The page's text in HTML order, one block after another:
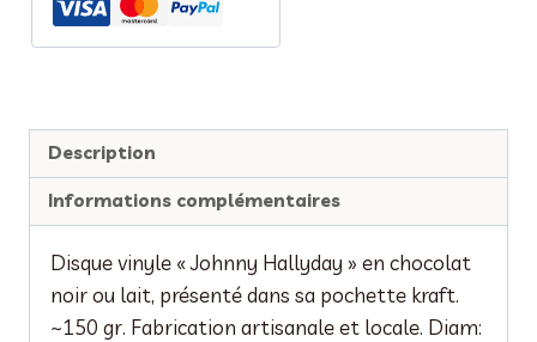
Hallyday"
Description
Informations complémentaires
Disque vinyle « Johnny Hallyday » en chocolat
noir ou lait, présenté dans sa pochette kraft.
~150 gr. Fabrication artisanale et locale. Diam: